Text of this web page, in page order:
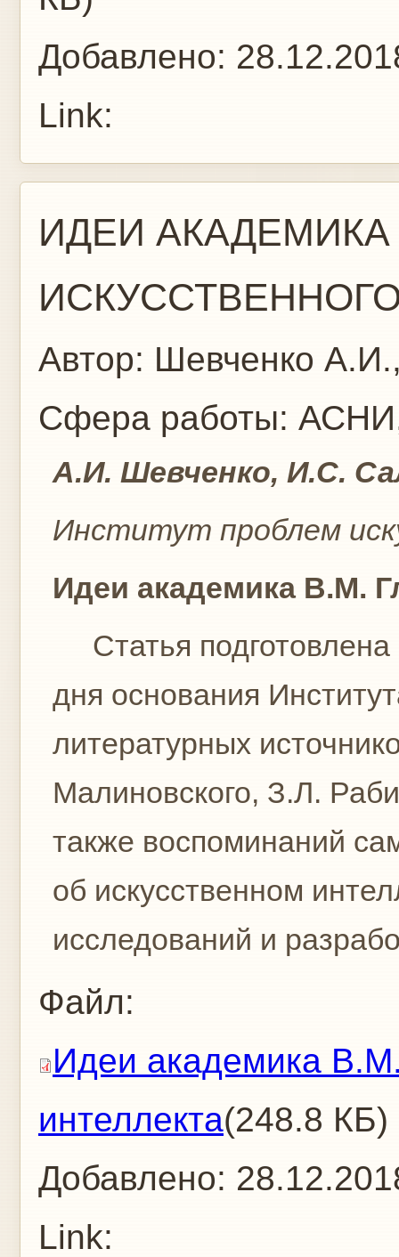
Добавлено:
Link:
ИДЕИ
Автор: Шевченко
Сфера работы:
А.И. Шевченко, И.С.
Институт проблем
Идеи академика В.М.
Статья подготовлена
дня основания
литературных
Малиновского, З.Л.
также воспоминаний
об искусственном
исследований и
Файл:
Идеи академика
интеллекта(248.8 КБ)
Добавлено:
Link: